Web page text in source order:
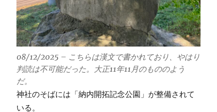
08/12/2025 – こちらは漢文で書かれており、やはり
判読は不可能だった。大正11年11月のもののよう
だ。
神社のそばには「納内開拓記念公園」が整備されて
いる。